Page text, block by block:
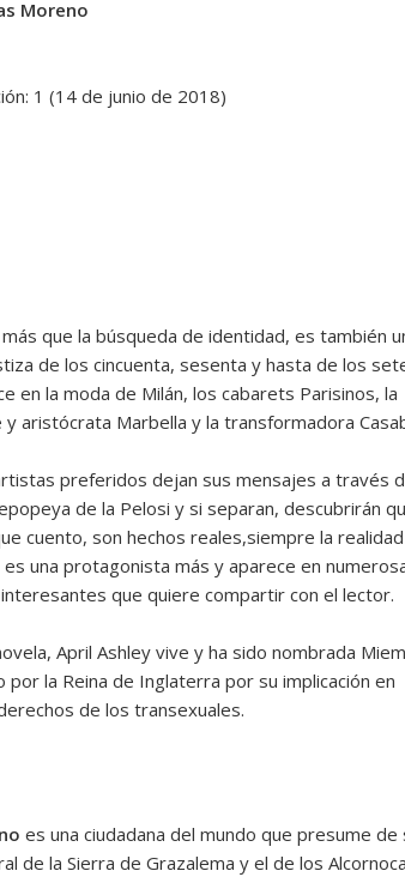
Moreno
1 (14 de junio de 2018)
que la búsqueda de identidad, es también
de los cincuenta, sesenta y hasta de los
en la moda de Milán, los cabarets Parisinos, la
y aristócrata Marbella y la transformadora
preferidos dejan sus mensajes a través
de la Pelosi y si separan, descubrirán
cuento, son hechos reales,siempre la realidad
una protagonista más y aparece en
que quiere compartir con el lector.
April Ashley vive y ha sido nombrada
la Reina de Inglaterra por su implicación en
de los transexuales.
es una ciudadana del mundo que presume
de la Sierra de Grazalema y el de los